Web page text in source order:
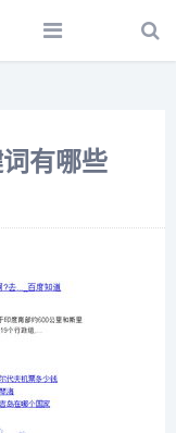
有哪些